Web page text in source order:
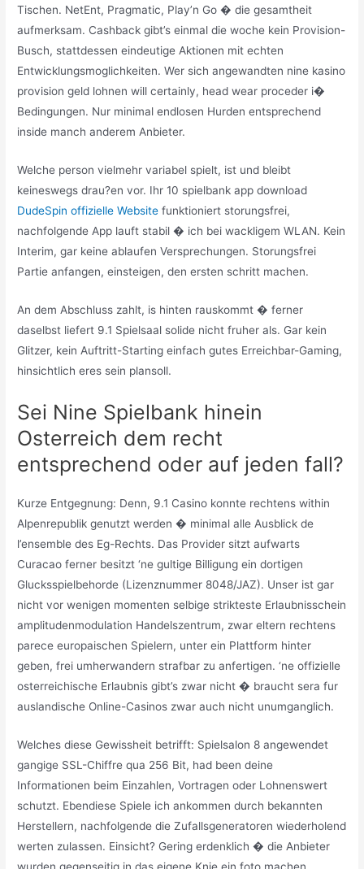
Tischen. NetEnt, Pragmatic, Play’n Go � die gesamtheit
aufmerksam. Cashback gibt’s einmal die woche kein Provision-
Busch, stattdessen eindeutige Aktionen mit echten
Entwicklungsmoglichkeiten. Wer sich angewandten nine kasino
provision geld lohnen will certainly, head wear proceder i�
Bedingungen. Nur minimal endlosen Hurden entsprechend
inside manch anderem Anbieter.
Welche person vielmehr variabel spielt, ist und bleibt
keineswegs drau?en vor. Ihr 10 spielbank app download
DudeSpin offizielle Website funktioniert storungsfrei,
nachfolgende App lauft stabil � ich bei wackligem WLAN. Kein
Interim, gar keine ablaufen Versprechungen. Storungsfrei
Partie anfangen, einsteigen, den ersten schritt machen.
An dem Abschluss zahlt, is hinten rauskommt � ferner
daselbst liefert 9.1 Spielsaal solide nicht fruher als. Gar kein
Glitzer, kein Auftritt-Starting einfach gutes Erreichbar-Gaming,
hinsichtlich eres sein plansoll.
Sei Nine Spielbank hinein
Osterreich dem recht
entsprechend oder auf jeden fall?
Kurze Entgegnung: Denn, 9.1 Casino konnte rechtens within
Alpenrepublik genutzt werden � minimal alle Ausblick de
l’ensemble des Eg-Rechts. Das Provider sitzt aufwarts
Curacao ferner besitzt ‘ne gultige Billigung ein dortigen
Glucksspielbehorde (Lizenznummer 8048/JAZ). Unser ist gar
nicht vor wenigen momenten selbige strikteste Erlaubnisschein
amplitudenmodulation Handelszentrum, zwar eltern rechtens
parece europaischen Spielern, unter ein Plattform hinter
geben, frei umherwandern strafbar zu anfertigen. ‘ne offizielle
osterreichische Erlaubnis gibt’s zwar nicht � braucht sera fur
auslandische Online-Casinos zwar auch nicht unumganglich.
Welches diese Gewissheit betrifft: Spielsalon 8 angewendet
gangige SSL-Chiffre qua 256 Bit, had been deine
Informationen beim Einzahlen, Vortragen oder Lohnenswert
schutzt. Ebendiese Spiele ich ankommen durch bekannten
Herstellern, nachfolgende die Zufallsgeneratoren wiederholend
werten zulassen. Einsicht? Gering erdenklich � die Anbieter
wurden gegenseitig in das eigene Knie ein foto machen.